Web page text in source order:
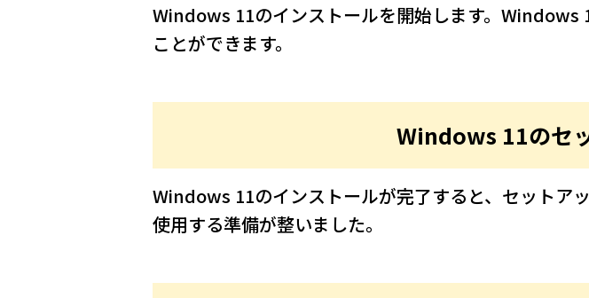
Windows 11のインストールを開始します。Windows
ことができます。
Windows 11のセ
Windows 11のインストールが完了すると、セットア
使用する準備が整いました。